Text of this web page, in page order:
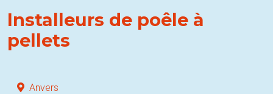
Installeurs de poêle à
pellets
Anvers